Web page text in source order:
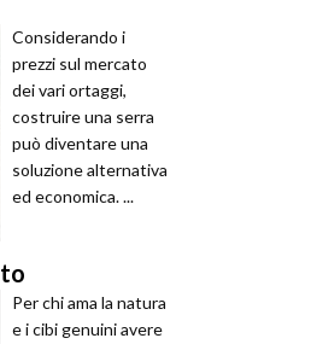
Considerando i
prezzi sul mercato
dei vari ortaggi,
costruire una serra
può diventare una
soluzione alternativa
ed economica. ...
Per chi ama la natura
e i cibi genuini avere